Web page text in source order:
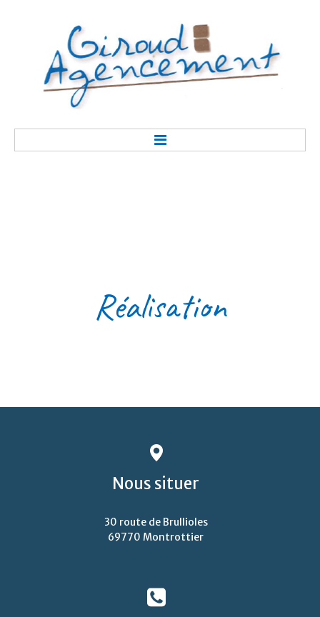
Réalisation
Nous situer
30 route de Brullioles
69770 Montrottier